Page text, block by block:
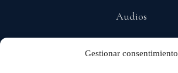
Gestionar consentimiento
Audios